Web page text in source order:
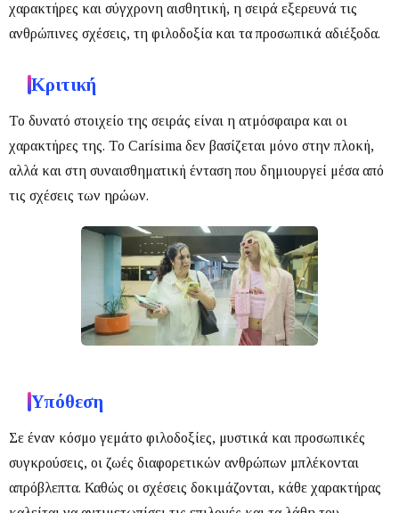
χαρακτήρες και σύγχρονη αισθητική, η σειρά εξερευνά τις
ανθρώπινες σχέσεις, τη φιλοδοξία και τα προσωπικά αδιέξοδα.
Κριτική
Το δυνατό στοιχείο της σειράς είναι η ατμόσφαιρα και οι
χαρακτήρες της. Το Carísima δεν βασίζεται μόνο στην πλοκή,
αλλά και στη συναισθηματική ένταση που δημιουργεί μέσα από
τις σχέσεις των ηρώων.
Υπόθεση
Σε έναν κόσμο γεμάτο φιλοδοξίες, μυστικά και προσωπικές
συγκρούσεις, οι ζωές διαφορετικών ανθρώπων μπλέκονται
απρόβλεπτα. Καθώς οι σχέσεις δοκιμάζονται, κάθε χαρακτήρας